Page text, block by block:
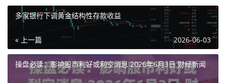
多家银行下调黄金结构性存款收益
« 上一篇 2026-06-03
操盘必读：影响股市利好或利空消息 2026年6月3日 财经新闻